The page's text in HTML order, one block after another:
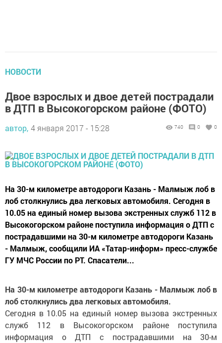
НОВОСТИ
Двое взрослых и двое детей пострадали
в ДТП в Высокогорском районе (ФОТО)
автор, 4 января 2017 - 15:28 740 0 0
На 30-м километре автодороги Казань - Малмыж лоб в
лоб столкнулись два легковых автомобиля. Сегодня в
10.05 на единый номер вызова экстренных служб 112 в
Высокогорском районе поступила информация о ДТП с
пострадавшими на 30-м километре автодороги Казань
- Малмыж, сообщили ИА «Татар-информ» пресс-службе
ГУ МЧС России по РТ. Спасатели...
На 30-м километре автодороги Казань - Малмыж лоб в
лоб столкнулись два легковых автомобиля.
Сегодня в 10.05 на единый номер вызова экстренных
служб 112 в Высокогорском районе поступила
информация о ДТП с пострадавшими на 30-м